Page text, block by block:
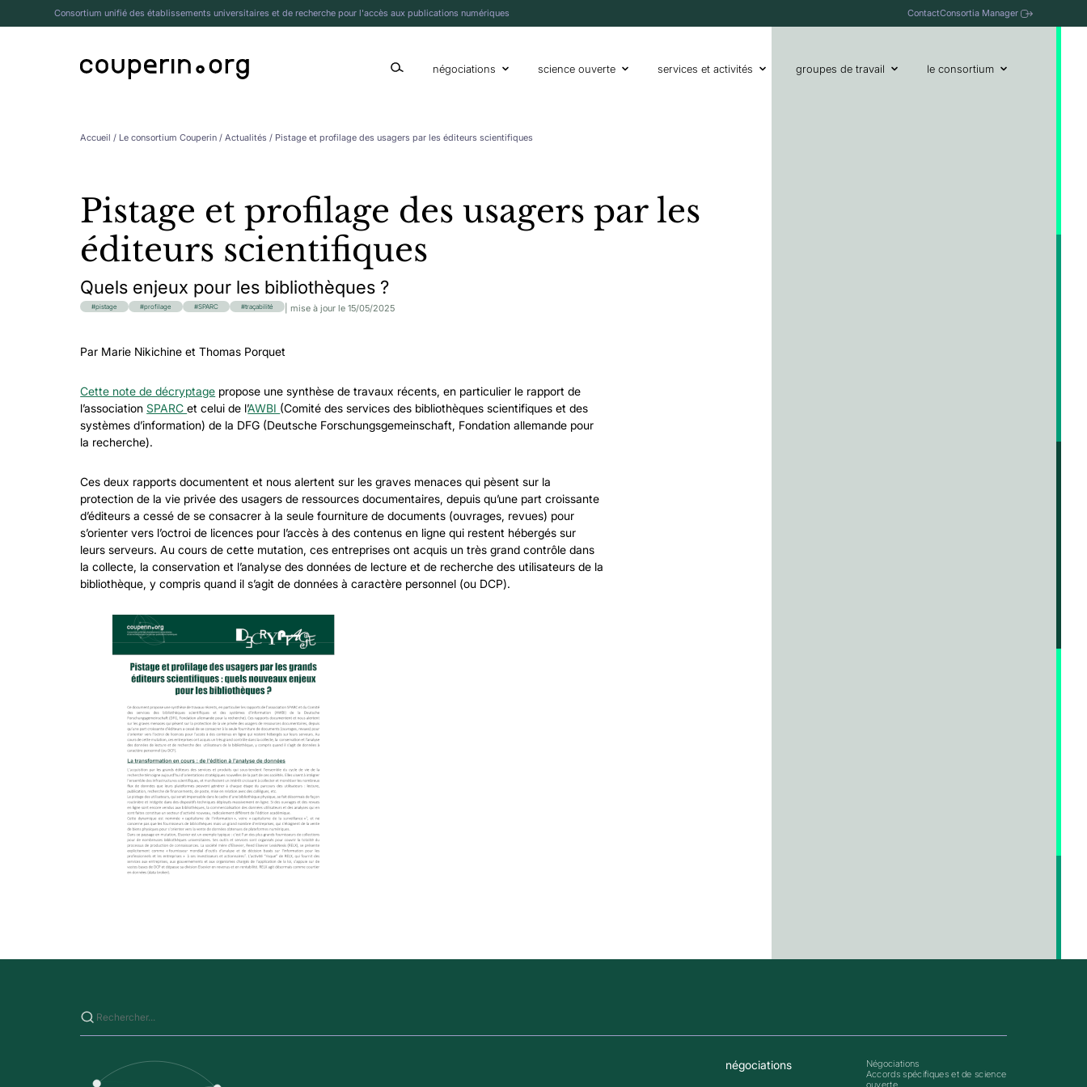
Consortium unifié des établissements universitaires et de recherche pour l'accès aux publications numériques ContactConsortia Manager
afficher ou cacher la boîte de recherche
négociations science ouverte services et activités groupes de travail le consortium
Accueil / Le consortium Couperin /Actualités / Pistage et profilage des usagers par les éditeurs scientifiques
Pistage et profilage des usagers par les
éditeurs scientifiques
Quels enjeux pour les bibliothèques ?
pistage profilage SPARC traçabilité | mise à jour le 15/05/2025
Par Marie Nikichine et Thomas Porquet
Cette note de décryptage propose une synthèse de travaux récents, en particulier le rapport de
l’associationSPARCet celui de l’AWBI (Comité des services des bibliothèques scientifiques et des
systèmes d’information) de la DFG (Deutsche Forschungsgemeinschaft, Fondation allemande pour
la recherche).
Ces deux rapports documentent et nous alertent sur les graves menaces qui pèsent sur la
protection de la vie privée des usagers de ressources documentaires, depuis qu’une part croissante
d’éditeurs a cessé de se consacrer à la seule fourniture de documents (ouvrages, revues) pour
s’orienter vers l’octroi de licences pour l’accès à des contenus en ligne qui restent hébergés sur
leurs serveurs. Au cours de cette mutation, ces entreprises ont acquis un très grand contrôle dans
la collecte, la conservation et l’analyse des données de lecture et de recherche des utilisateurs de la
bibliothèque, y compris quand il s’agit de données à caractère personnel (ou DCP).
négociations
Négociations
Accords spécifiques et de science
ouverte